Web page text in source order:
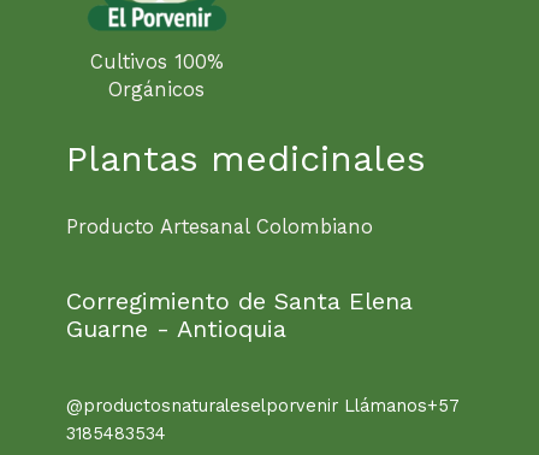
Cultivos 100%
Orgánicos
Plantas medicinales
Producto Artesanal Colombiano
Corregimiento de Santa Elena
Guarne - Antioquia
@productosnaturaleselporvenir Llámanos+57
3185483534